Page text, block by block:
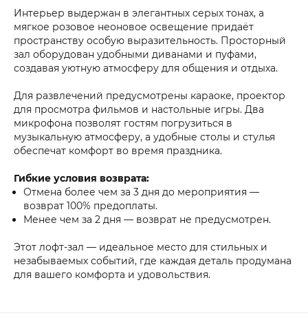
Интерьер выдержан в элегантных серых тонах, а
мягкое розовое неоновое освещение придаёт
пространству особую выразительность. Просторный
зал оборудован удобными диванами и пуфами,
создавая уютную атмосферу для общения и отдыха.
Для развлечений предусмотрены караоке, проектор
для просмотра фильмов и настольные игры. Два
микрофона позволят гостям погрузиться в
музыкальную атмосферу, а удобные столы и стулья
обеспечат комфорт во время праздника.
Гибкие условия возврата:
Отмена более чем за 3 дня до мероприятия —
возврат 100% предоплаты.
Менее чем за 2 дня — возврат не предусмотрен.
Этот лофт-зал — идеальное место для стильных и
незабываемых событий, где каждая деталь продумана
для вашего комфорта и удовольствия.